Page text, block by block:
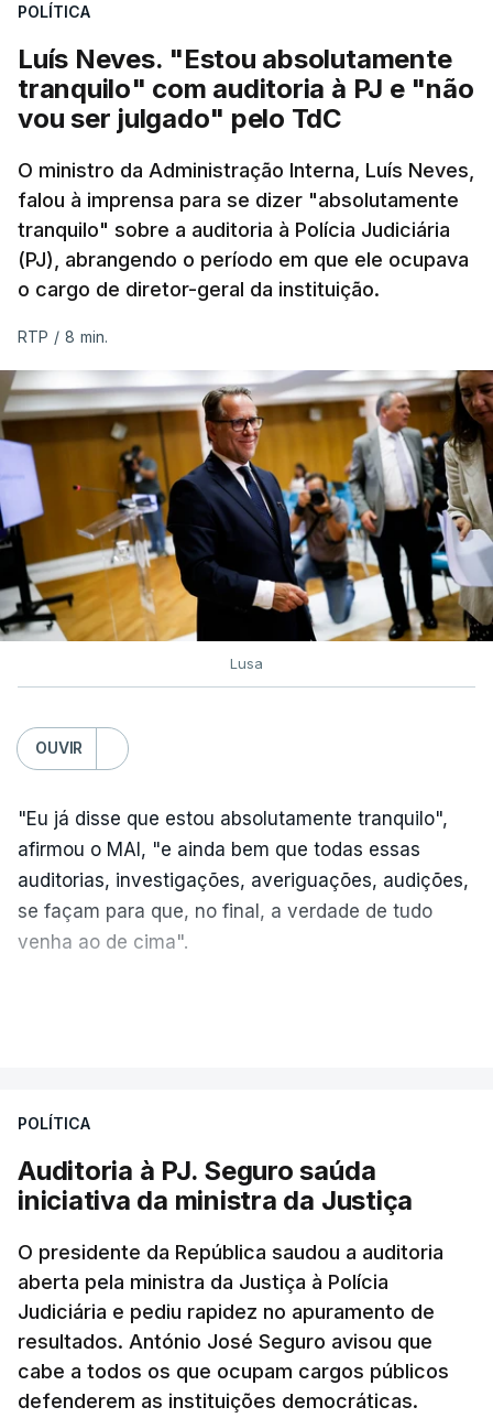
apreendido numa operação de droga.
POLÍTICA
Luís Neves. "Estou absolutamente
tranquilo" com auditoria à PJ e "não
vou ser julgado" pelo TdC
O ministro da Administração Interna, Luís Neves,
falou à imprensa para se dizer "absolutamente
tranquilo" sobre a auditoria à Polícia Judiciária
(PJ), abrangendo o período em que ele ocupava
o cargo de diretor-geral da instituição.
RTP / 8 min.
Lusa
OUVIR
"Eu já disse que estou absolutamente tranquilo",
afirmou o MAI, "e ainda bem que todas essas
auditorias, investigações, averiguações, audições,
se façam para que, no final, a verdade de tudo
venha ao de cima".
"Estou desejoso, se necessário for, de colaborar e
contribuir com o meu conhecimento para essas
O ex-diretor-geral vai ser julgado pelo Tribunal de
Contas (TdC), e o Ministério Público vai avançar
com uma auditoria e uma avaliação interna, na
sequência dos vários casos que têm vindo a
conhecimento público e que envolvem o agora
POLÍTICA
Auditoria à PJ. Seguro saúda
iniciativa da ministra da Justiça
O presidente da República saudou a auditoria
aberta pela ministra da Justiça à Polícia
Judiciária e pediu rapidez no apuramento de
resultados. António José Seguro avisou que
cabe a todos os que ocupam cargos públicos
defenderem as instituições democráticas.